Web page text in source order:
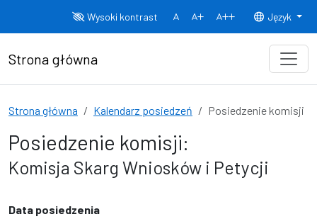
Wysoki kontrast
Normalny rozmiar czcionki
Rozmiar czcionki 150% Rozmiar
Język
Strona główna
Strona główna Kalendarz posiedzeń Posiedzenie komisji
Posiedzenie komisji:
Komisja Skarg Wniosków i Petycji
Data posiedzenia